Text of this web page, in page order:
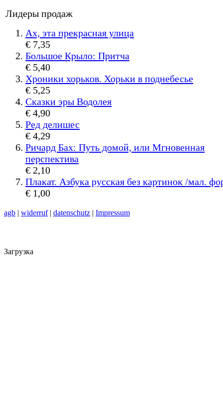
Лидеры продаж
Ах, эта прекрасная улица
€ 7,35
Большое Крыло: Притча
€ 5,40
Хроники хорьков. Хорьки в поднебесье
€ 5,25
Сказки эры Водолея
€ 4,90
Ред делишес
€ 4,29
Ричард Бах: Путь домой, или Мгновенная
перспектива
€ 2,10
Плакат. Азбука русская без картинок /мал.
€ 1,00
agb | widerruf| datenschutz | Impressum
Загрузка